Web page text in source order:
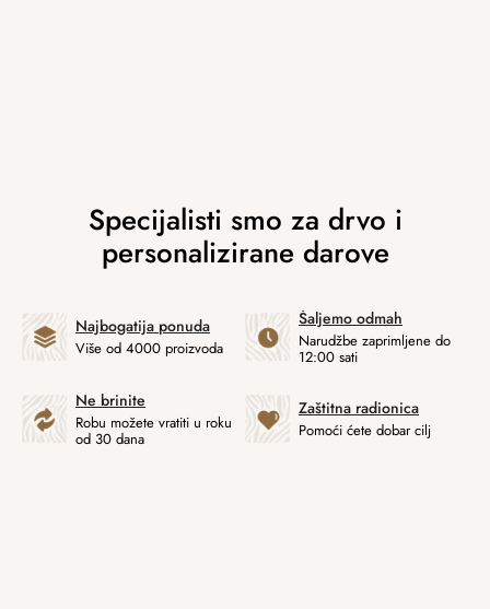
Najbogatija ponuda
Više od 4000 proizvoda
Šaljemo odmah
Narudžbe zaprimljene do
12:00 sati
Ne brinite
Robu možete vratiti u roku
od 30 dana
Zaštitna radionica
Pomoći ćete dobar cilj